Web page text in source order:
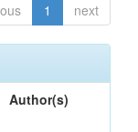
1 next
Author(s)